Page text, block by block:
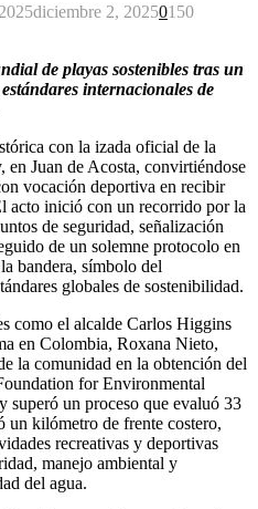
diciembre 2, 20250150
de playas sostenibles tras un
internacionales de
con la izada oficial de la
Juan de Acosta, convirtiéndose
vocación deportiva en recibir
acto inició con un recorrido por la
de seguridad, señalización
de un solemne protocolo en
bandera, símbolo del
globales de sostenibilidad.
como el alcalde Carlos Higgins
en Colombia, Roxana Nieto,
la comunidad en la obtención del
for Environmental
superó un proceso que evaluó 33
un kilómetro de frente costero,
recreativas y deportivas
manejo ambiental y
del agua.